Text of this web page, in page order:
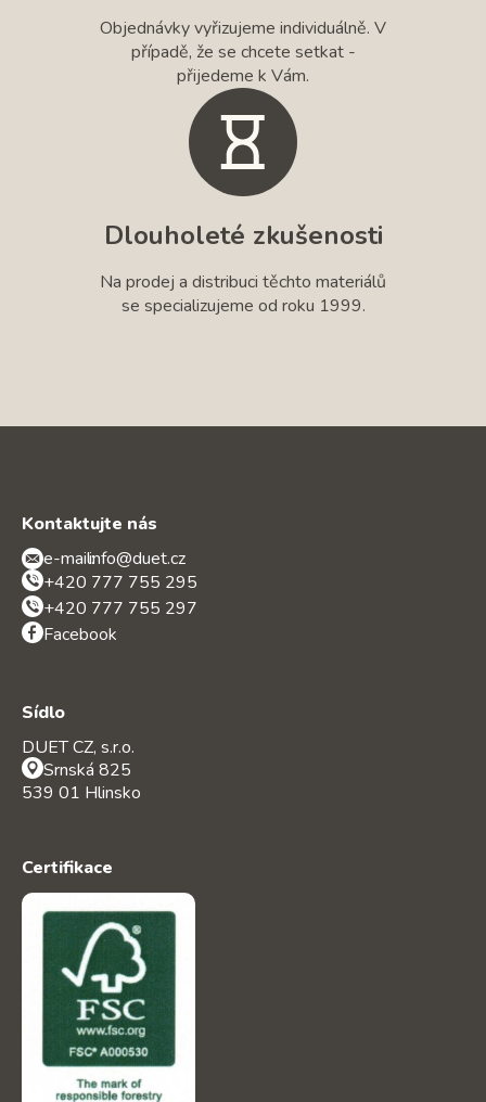
Objednávky vyřizujeme individuálně. V
případě, že se chcete setkat -
přijedeme k Vám.
Dlouholeté zkušenosti
Na prodej a distribuci těchto materiálů
se specializujeme od roku 1999.
Kontaktujte nás
e-mail:info@duet.cz
+420 777 755 295
+420 777 755 297
Facebook
Sídlo
DUET CZ, s.r.o.
Srnská 825
539 01 Hlinsko
Certifikace